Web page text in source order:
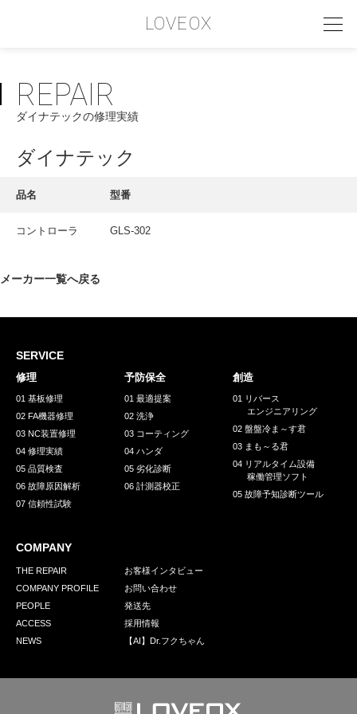
LOVEOX
PHILOSOPHY
フィロソフィー
COMPANY PROFILE
INTERVIEW
採用情報
GREEN CHALLENGE
環境への取り組み
お問い合わせ 発送先
REPAIR
ダイナテックの修理実績
ダイナテック
品名 型番
コントローラ GLS-302
メーカー一覧へ戻る
SERVICE
修理
01 基板修理
02 FA機器修理
03 NC装置修理
04 修理実績
05 品質検査
06 故障原因解析
07 信頼性試験
予防保全
01 最適提案
02 洗浄
03 コーティング
04 ハンダ
05 劣化診断
06 計測器校正
創造
01 リバース
エンジニアリング
02 盤盤冷ま～す君
03 まも～る君
04 リアルタイム設備
稼働管理ソフト
05 故障予知診断ツール
COMPANY
THE REPAIR
COMPANY PROFILE
PEOPLE
ACCESS
NEWS
お客様インタビュー
お問い合わせ
発送先
採用情報
【AI】Dr.フクちゃん